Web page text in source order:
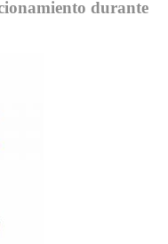
durante